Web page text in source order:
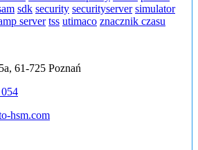
sdk security securityserver simulator
server tss utimaco znacznik czasu
61-725 Poznań
hsm.com